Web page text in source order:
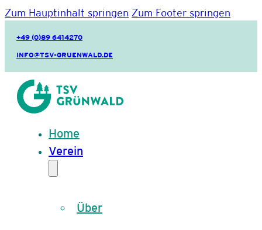
Zum Hauptinhalt springen Zum Footer springen
+49 (0)89 6414270
INFO@TSV-GRUENWALD.DE
Home
Verein
Über